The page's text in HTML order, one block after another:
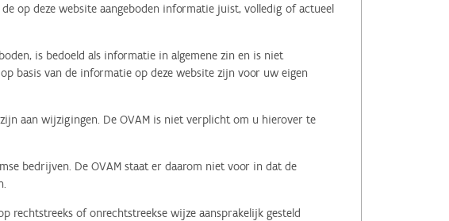
op deze website aangeboden informatie juist, volledig of actueel
is bedoeld als informatie in algemene zin en is niet
basis van de informatie op deze website zijn voor uw eigen
aan wijzigingen. De OVAM is niet verplicht om u hierover te
bedrijven. De OVAM staat er daarom niet voor in dat de
rechtstreeks of onrechtstreekse wijze aansprakelijk gesteld